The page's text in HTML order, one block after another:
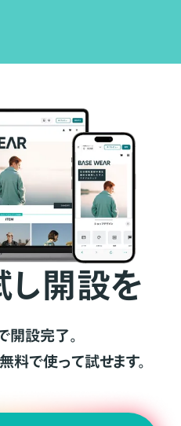
し開設を
開設完了。
料で使って試せます。